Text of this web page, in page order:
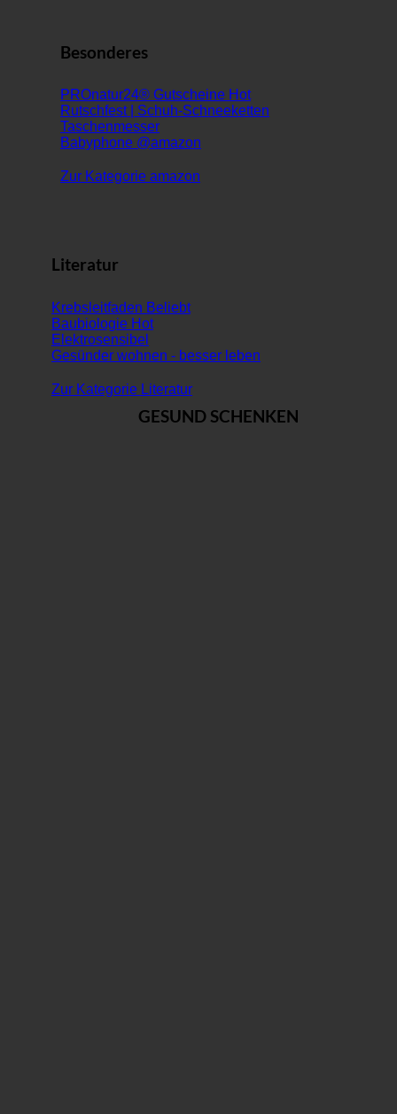
Besonderes
PROnatur24® Gutscheine
Rutschfest | Schuh-Schneeketten
Taschenmesser
Babyphone @amazon
Zur Kategorie amazon
Literatur
Krebsleitfaden
Baubiologie
Elektrosensibel
Gesünder wohnen - besser leben
Zur Kategorie Literatur
GESUND SCHENKEN